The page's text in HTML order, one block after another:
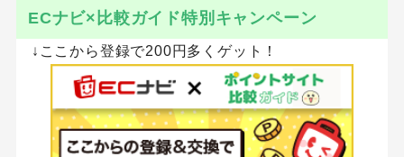
ECナビ×比較ガイド特別キャンペーン
↓ここから登録で200円多くゲット！